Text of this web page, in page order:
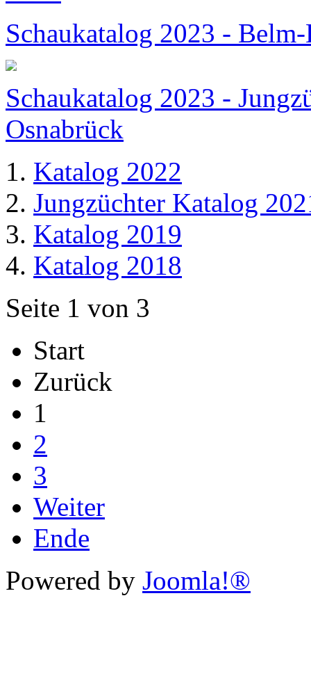
Schaukatalog 2023 -
Schaukatalog 2023 -
Osnabrück
Katalog 2022
Jungzüchter Katalog
Katalog 2019
Katalog 2018
Seite 1 von 3
Start
Zurück
1
2
3
Weiter
Ende
Powered by Joomla!®